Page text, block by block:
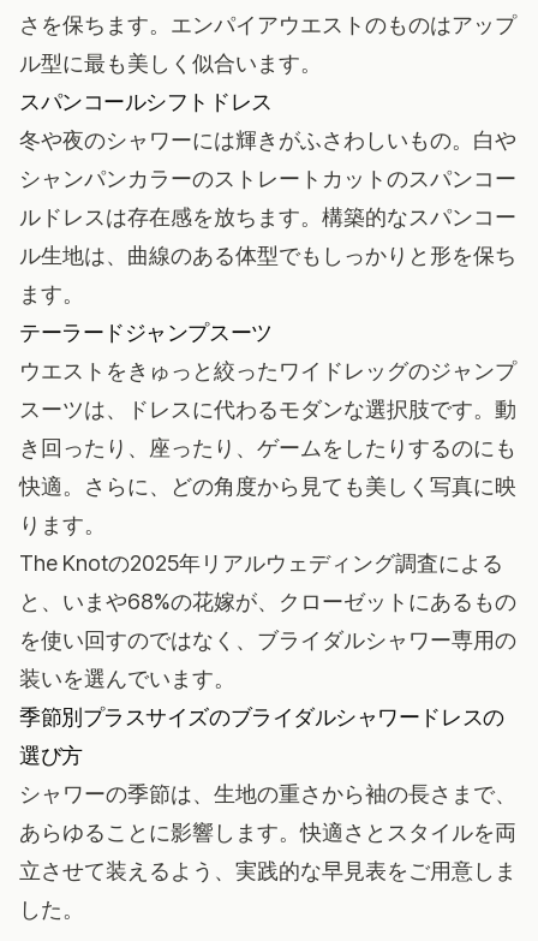
さを保ちます。エンパイアウエストのものはアップ
ル型に最も美しく似合います。
スパンコールシフトドレス
冬や夜のシャワーには輝きがふさわしいもの。白や
シャンパンカラーのストレートカットのスパンコー
ルドレスは存在感を放ちます。構築的なスパンコー
ル生地は、曲線のある体型でもしっかりと形を保ち
ます。
テーラードジャンプスーツ
ウエストをきゅっと絞ったワイドレッグのジャンプ
スーツは、ドレスに代わるモダンな選択肢です。動
き回ったり、座ったり、ゲームをしたりするのにも
快適。さらに、どの角度から見ても美しく写真に映
ります。
The Knotの2025年リアルウェディング調査による
と、いまや68%の花嫁が、クローゼットにあるもの
を使い回すのではなく、ブライダルシャワー専用の
装いを選んでいます。
季節別プラスサイズのブライダルシャワードレスの
選び方
シャワーの季節は、生地の重さから袖の長さまで、
あらゆることに影響します。快適さとスタイルを両
立させて装えるよう、実践的な早見表をご用意しま
した。